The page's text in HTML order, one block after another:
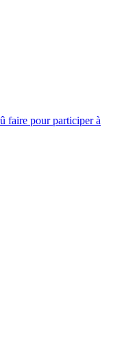
faire pour participer à